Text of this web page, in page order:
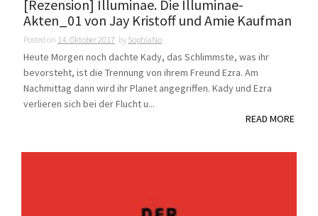
[Rezension] Illuminae. Die Illuminae-
Akten_01 von Jay Kristoff und Amie Kaufman
Posted on 14. Oktober 2017 by SophiaNo
Heute Morgen noch dachte Kady, das Schlimmste, was ihr
bevorsteht, ist die Trennung von ihrem Freund Ezra. Am
Nachmittag dann wird ihr Planet angegriffen. Kady und Ezra
verlieren sich bei der Flucht u...
READ MORE